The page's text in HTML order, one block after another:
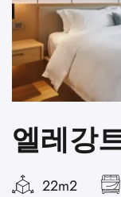
엘레강
22m2